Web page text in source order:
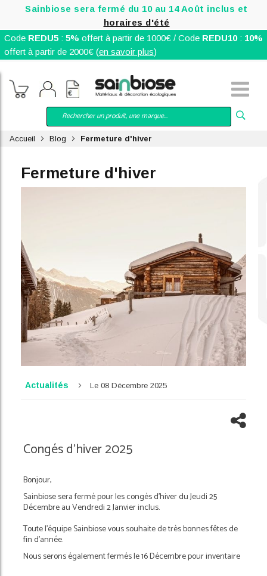
Sainbiose sera fermé du 10 au 14 Août inclus et
horaires d'été
Code REDU5: 5% offert à partir de 1000€ / Code REDU10: 10%
offert à partir de 2000€ (en savoir plus)
Accueil Blog Fermeture d'hiver
Fermeture d'hiver
Actualités Le 08 Décembre 2025
Congés d'hiver 2025
Bonjour,
Sainbiose sera fermé pour les congés d'hiver du Jeudi 25
Décembre au Vendredi 2 Janvier inclus.
Toute l’équipe Sainbiose vous souhaite de très bonnes fêtes de
fin d’année.
Nous serons également fermés le 16 Décembre pour inventaire